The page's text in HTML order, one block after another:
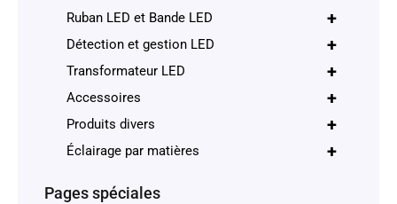
+
Ruban LED et Bande LED
+
Détection et gestion LED
+
Transformateur LED
+
Accessoires
+
Produits divers
+
Éclairage par matières
Pages spéciales